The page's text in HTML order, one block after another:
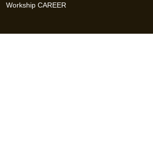
Workship CAREER